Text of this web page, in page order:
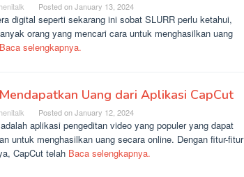
Posted onJanuary 13, 2024
digital seperti sekarang ini sobat SLURR perlu ketahui,
orang yang mencari cara untuk menghasilkan uang
Baca selengkapnya.
Uang dari Aplikasi CapCut
Posted onJanuary 12, 2024
aplikasi pengeditan video yang populer yang dapat
untuk menghasilkan uang secara online. Dengan fitur-fitur
CapCut telah Baca selengkapnya.